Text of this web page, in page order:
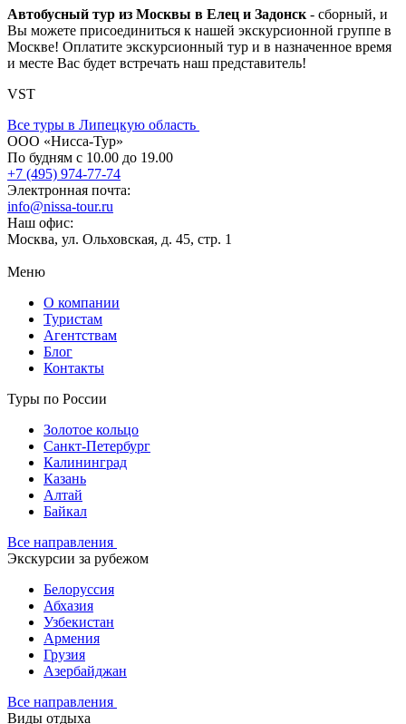
Автобусный тур из Москвы в Елец и Задонск - сборный, и
Вы можете присоединиться к нашей экскурсионной группе в
Москве! Оплатите экскурсионный тур и в назначенное время
и месте Вас будет встречать наш представитель!
VST
Все туры в Липецкую область
ООО «Нисса-Тур»
По будням с 10.00 до 19.00
+7 (495) 974-77-74
Электронная почта:
info@nissa-tour.ru
Наш офис:
Москва, ул. Ольховская, д. 45, стр. 1
Меню
О компании
Туристам
Агентствам
Блог
Контакты
Туры по России
Золотое кольцо
Санкт-Петербург
Калининград
Казань
Алтай
Байкал
Все направления
Экскурсии за рубежом
Белоруссия
Абхазия
Узбекистан
Армения
Грузия
Азербайджан
Все направления
Виды отдыха